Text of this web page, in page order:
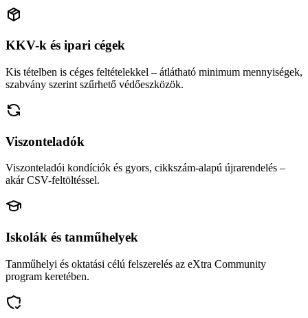
KKV-k és ipari cégek
Kis tételben is céges feltételekkel – átlátható minimum mennyiségek,
szabvány szerint szűrhető védőeszközök.
Viszonteladók
Viszonteladói kondíciók és gyors, cikkszám-alapú újrarendelés –
akár CSV-feltöltéssel.
Iskolák és tanműhelyek
Tanműhelyi és oktatási célú felszerelés az eXtra Community
program keretében.